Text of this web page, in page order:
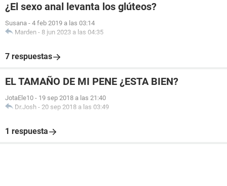
¿El sexo anal levanta los glúteos?
Susana - 4 feb 2019 a las 03:14
Marden - 8 jun 2023 a las 04:35
7 respuestas
EL TAMAÑO DE MI PENE ¿ESTA BIEN?
JotaEle10 - 19 sep 2018 a las 21:40
Dr.Josh - 20 sep 2018 a las 03:49
1 respuesta